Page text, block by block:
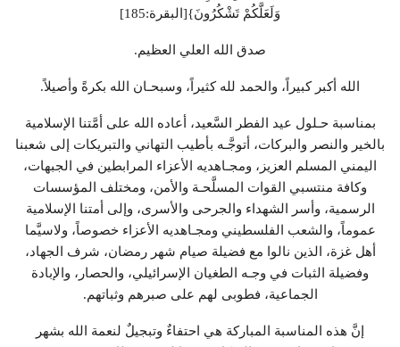
وَلَعَلَّكُمْ تَشْكُرُونَ}[البقرة:185]
صدق الله العلي العظيم.
الله أكبر كبيراً، والحمد لله كثيراً، وسبحـان الله بكرةً وأصيلاً.
بمناسبة حـلول عيد الفطر السَّعيد، أعاده الله على أمَّتنا الإسلامية
بالخير والنصر والبركات، أتوجَّـه بأطيب التهاني والتبريكات إلى شعبنا
اليمني المسلم العزيز، ومجـاهديه الأعزاء المرابطين في الجبهات،
وكافة منتسبي القوات المسلَّحـة والأمن، ومختلف المؤسسات
الرسمية، وأسر الشهداء والجرحى والأسرى، وإلى أمتنا الإسلامية
عموماً، والشعب الفلسطيني ومجـاهديه الأعزاء خصوصاً، ولاسيَّما
أهل غزة، الذين نالوا مع فضيلة صيام شهر رمضان، شرف الجهاد،
وفضيلة الثبات في وجـه الطغيان الإسرائيلي، والحصار، والإبادة
الجماعية، فطوبى لهم على صبرهم وثباتهم.
إنَّ هذه المناسبة المباركة هي احتفاءٌ وتبجيلٌ لنعمة الله بشهر